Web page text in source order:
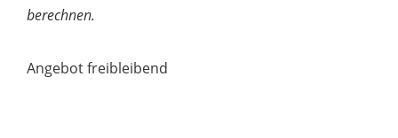
berechnen.
Angebot freibleibend